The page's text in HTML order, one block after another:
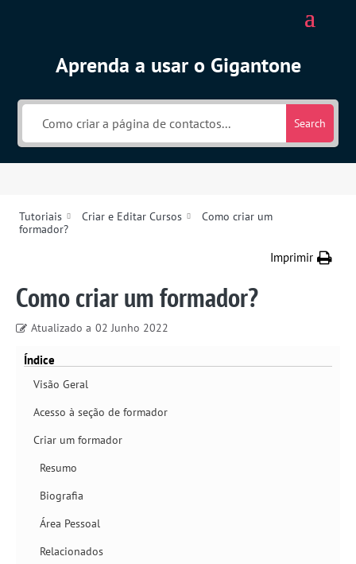
Aprenda a usar o Gigantone
Search
Tutoriais Criar e Editar Cursos
Como criar um
formador?
Imprimir
Como criar um formador?
Atualizado a 02 Junho 2022
Índice
Visão Geral
Acesso à seção de formador
Criar um formador
Resumo
Biografia
Área Pessoal
Relacionados